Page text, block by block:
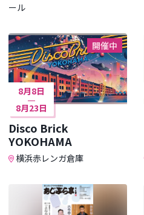
ール
開催中
8月8日
8月23日
Disco Brick
YOKOHAMA
横浜赤レンガ倉庫